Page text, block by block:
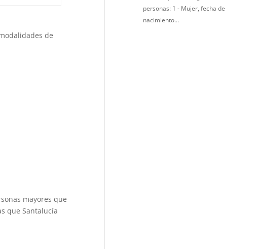
de
mayores que
que Santalucía
personas: 1 - Mujer, fecha de
nacimiento…